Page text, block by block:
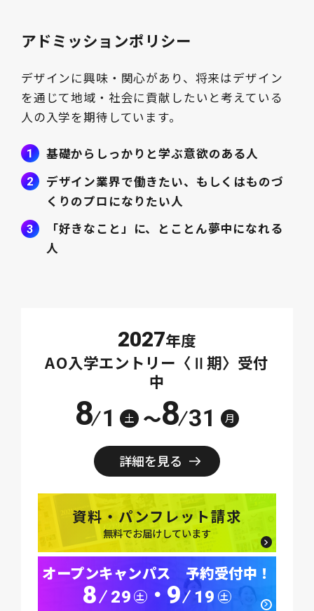
アドミッションポリシー
デザインに興味・関心があり、将来はデザイン
を通じて地域・社会に貢献したいと考えている
人の入学を期待しています。
基礎からしっかりと学ぶ意欲のある人
デザイン業界で働きたい、もしくはものづ
くりのプロになりたい人
「好きなこと」に、とことん夢中になれる
人
2027年度
AO入学エントリー〈Ⅱ期〉受付
中
8 1 土 ～8 31 月
詳細を見る
資料・パンフレット請求
無料でお届けしています
オープンキャンパス 予約受付中！
8 29 土 ･ 9 19 土